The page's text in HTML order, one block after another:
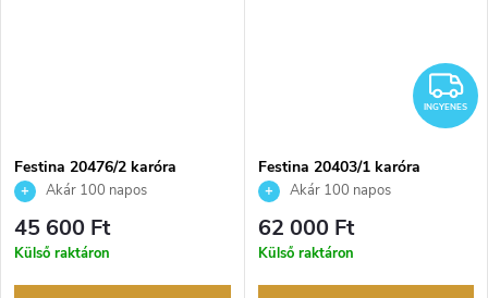
Festina 20476/2 karóra
Akár 100 napos
visszaküldési lehetőség. Hivatalos
márkakereskedő.
45 600 Ft
Külső raktáron
INGYENES
Festina 20403/1 karóra
Akár 100 napos
visszaküldési lehetőség. Hivatalos
márkakereskedő.
62 000 Ft
Külső raktáron